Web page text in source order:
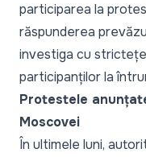
participarea la
răspunderea
investiga cu
participanților la
Protestele
Moscovei
În ultimele luni,